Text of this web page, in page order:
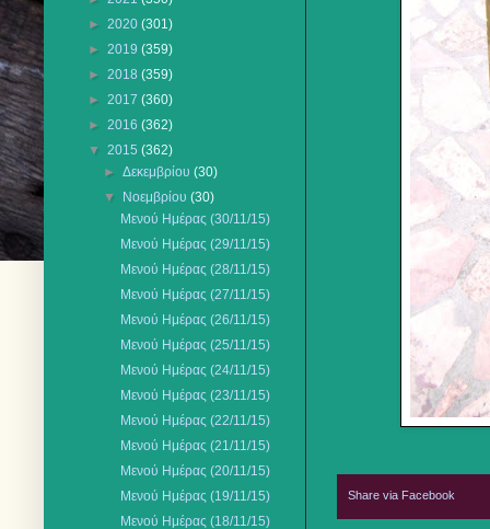
Share via Facebook
► 2020 (301)
► 2019 (359)
► 2018 (359)
► 2017 (360)
► 2016 (362)
▼ 2015 (362)
►Δεκεμβρίου(30)
▼
Νοεμβρίου(30)
Μενού Ημέρας (30/11/15)
Μενού Ημέρας (29/11/15)
Μενού Ημέρας (28/11/15)
Μενού Ημέρας (27/11/15)
Μενού Ημέρας (26/11/15)
Μενού Ημέρας (25/11/15)
Μενού Ημέρας (24/11/15)
Μενού Ημέρας (23/11/15)
Μενού Ημέρας (22/11/15)
Μενού Ημέρας (21/11/15)
Μενού Ημέρας (20/11/15)
Μενού Ημέρας (19/11/15)
Μενού Ημέρας (18/11/15)